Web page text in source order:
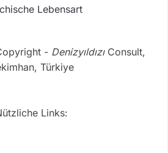
Lebensart
- DenizyıldızıConsult,
Türkiye
Links: